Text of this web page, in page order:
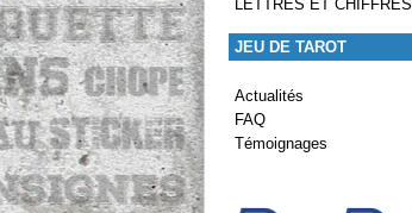
LETTRES ET CHIFFRES
JEU DE TAROT
Actualités
FAQ
Témoignages